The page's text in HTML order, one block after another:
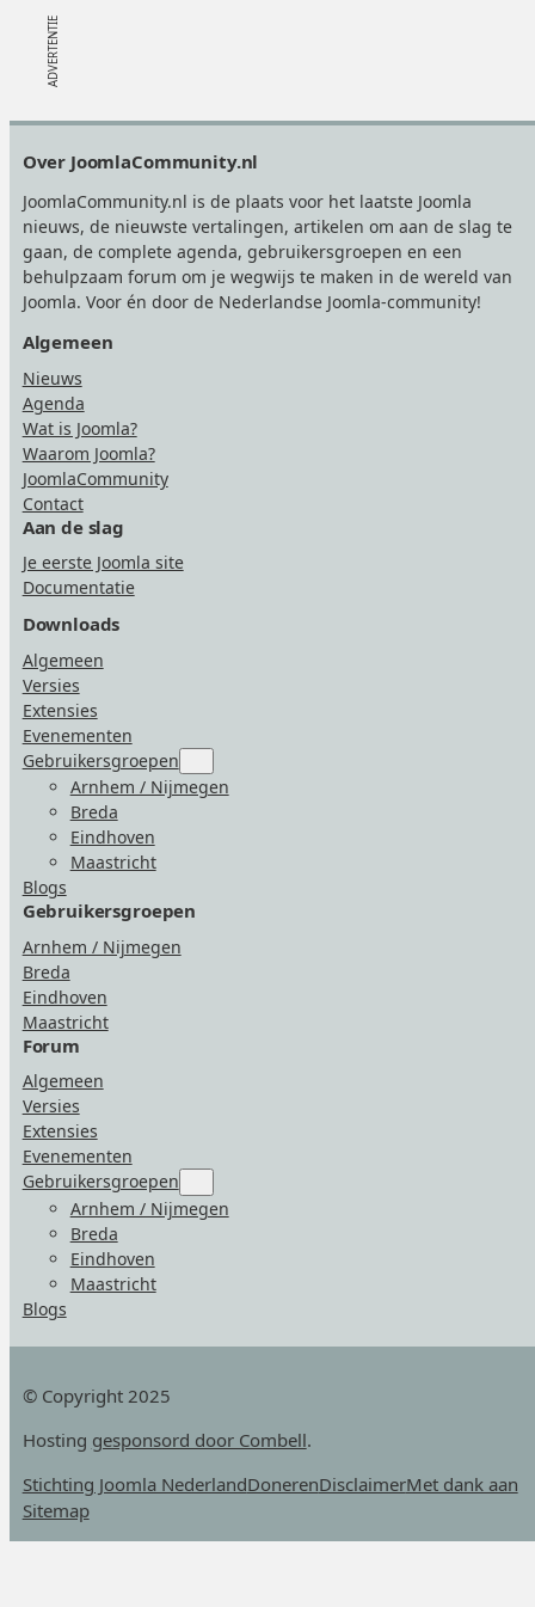
Over JoomlaCommunity.nl
JoomlaCommunity.nl is de plaats voor het laatste Joomla
nieuws, de nieuwste vertalingen, artikelen om aan de slag te
gaan, de complete agenda, gebruikersgroepen en een
behulpzaam forum om je wegwijs te maken in de wereld van
Joomla. Voor én door de Nederlandse Joomla-community!
Algemeen
Nieuws
Agenda
Wat is Joomla?
Waarom Joomla?
JoomlaCommunity
Contact
Aan de slag
Je eerste Joomla site
Documentatie
Downloads
Algemeen
Versies
Extensies
Evenementen
Gebruikersgroepen
for
“Gebruikersgroepen”
Arnhem / Nijmegen
Breda
Eindhoven
Maastricht
Blogs
Gebruikersgroepen
Arnhem / Nijmegen
Breda
Eindhoven
Maastricht
Forum
Algemeen
Versies
Extensies
Evenementen
Gebruikersgroepen
for
“Gebruikersgroepen”
Arnhem / Nijmegen
Breda
Eindhoven
Maastricht
Blogs
© Copyright 2025
Hosting gesponsord door Combell.
Stichting Joomla NederlandDonerenDisclaimerMet dank aan
Sitemap